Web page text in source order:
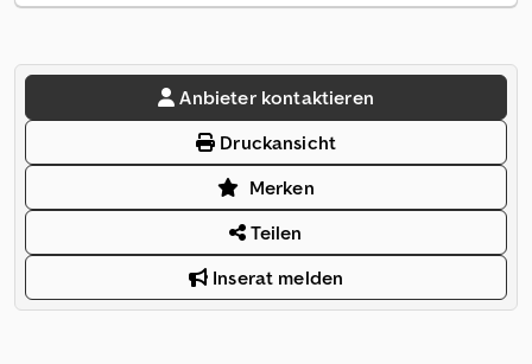
Anbieter kontaktieren
Druckansicht
Merken
Teilen
Inserat melden